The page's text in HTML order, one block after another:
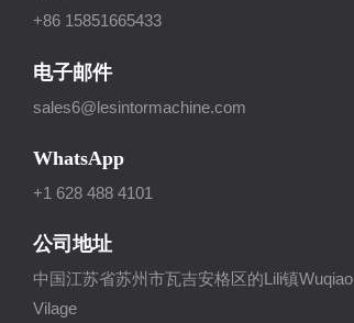
+86 15851665433
电子邮件
sales6@lesintormachine.com
WhatsApp
+1 628 488 4101
公司地址
中国江苏省苏州市瓦吉安格区的Lili镇Wuqiao
Vilage